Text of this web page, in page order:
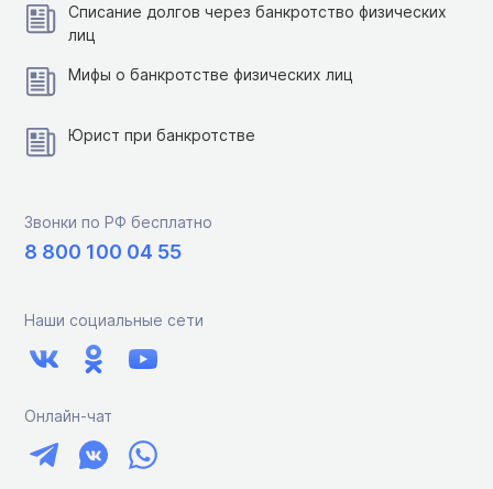
Списание долгов через банкротство физических
лиц
Мифы о банкротстве физических лиц
Юрист при банкротстве
Звонки по РФ бесплатно
8 800 100 04 55
Наши социальные сети
Онлайн-чат